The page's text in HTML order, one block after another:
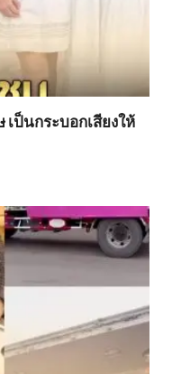
ป็นกระบอกเสียงให้